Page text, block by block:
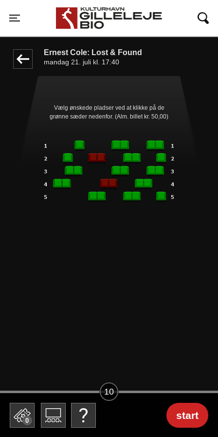
Toggle navigation
Gilleleje Bio
Ernest Cole: Lost & Found
mandag 21. juli kl. 17:40
Vælg ønskede pladser ved at klikke på de
grønne sæder nedenfor. (Alm. billet kr. 50,00)
0 start
10
front05-temp 065329